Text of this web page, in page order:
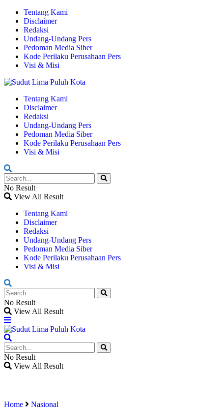
Tentang Kami
Disclaimer
Redaksi
Undang-Undang Pers
Pedoman Media Siber
Kode Perilaku Perusahaan Pers
Visi & Misi
Tentang Kami
Disclaimer
Redaksi
Undang-Undang Pers
Pedoman Media Siber
Kode Perilaku Perusahaan Pers
Visi & Misi
No Result
View All Result
Tentang Kami
Disclaimer
Redaksi
Undang-Undang Pers
Pedoman Media Siber
Kode Perilaku Perusahaan Pers
Visi & Misi
No Result
View All Result
No Result
View All Result
Home Nasional